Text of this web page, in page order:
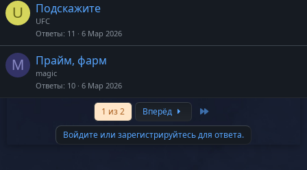
U Подскажите
UFC
Ответы 11 6 Мар 2026
M Прайм, фарм
magic
Ответы 10 6 Мар 2026
1 из 2 Вперёд Last
Войдите или зарегистрируйтесь для ответа.